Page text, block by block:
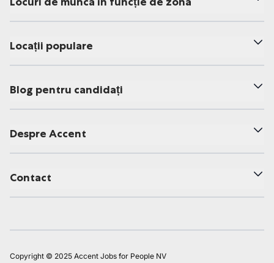
Locații populare
Blog pentru candidați
Despre Accent
Contact
Copyright © 2025 Accent Jobs for People NV